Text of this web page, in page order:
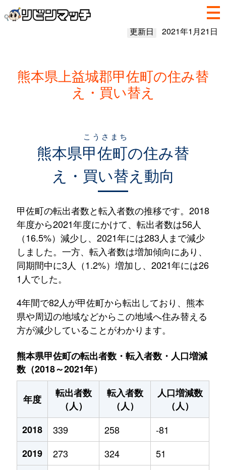
更新日 2021年1月21日
熊本県上益城郡甲佐町の住み替
え・買い替え
熊本県甲佐町
こうさまち
の住み替
え・買い替え動向
甲佐町の転出者数と転入者数の推移です。2018
年度から2021年度にかけて、転出者数は56人
（16.5%）減少し、2021年には283人まで減少
しました。一方、転入者数は増加傾向にあり、
同期間中に3人（1.2%）増加し、2021年には26
1人でした。
4年間で82人が甲佐町から転出しており、熊本
県や周辺の地域などからこの地域へ住み替える
方が減少していることがわかります。
熊本県甲佐町の転出者数・転入者数・人口増減
数（2018～2021年）
年度
転出者数
（人）
転入者数
（人）
人口増減数
（人）
2018
339 258
-81
2019
273 324
51